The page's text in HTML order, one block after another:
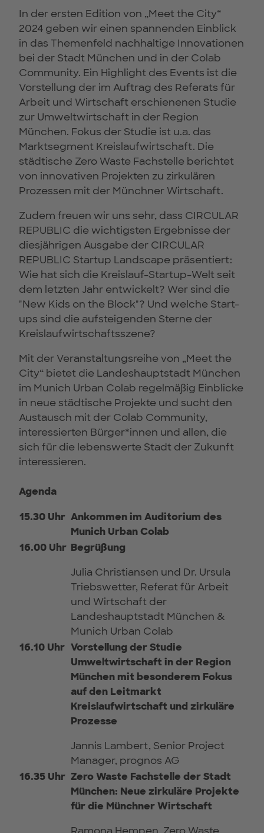
In der ersten Edition von „Meet the City“
2024 geben wir einen spannenden Einblick
in das Themenfeld nachhaltige Innovationen
bei der Stadt München und in der Colab
Community. Ein Highlight des Events ist die
Vorstellung der im Auftrag des Referats für
Arbeit und Wirtschaft erschienenen Studie
zur Umweltwirtschaft in der Region
München. Fokus der Studie ist u.a. das
Marktsegment Kreislaufwirtschaft. Die
städtische Zero Waste Fachstelle berichtet
von innovativen Projekten zu zirkulären
Prozessen mit der Münchner Wirtschaft.
Zudem freuen wir uns sehr, dass CIRCULAR
REPUBLIC die wichtigsten Ergebnisse der
diesjährigen Ausgabe der CIRCULAR
REPUBLIC Startup Landscape präsentiert:
Wie hat sich die Kreislauf-Startup-Welt seit
dem letzten Jahr entwickelt? Wer sind die
"New Kids on the Block"? Und welche Start-
ups sind die aufsteigenden Sterne der
Kreislaufwirtschaftsszene?
Mit der Veranstaltungsreihe von „Meet the
City“ bietet die Landeshauptstadt München
im Munich Urban Colab regelmäßig Einblicke
in neue städtische Projekte und sucht den
Austausch mit der Colab Community,
interessierten Bürger*innen und allen, die
sich für die lebenswerte Stadt der Zukunft
interessieren.
Agenda
15.30 Uhr Ankommen im Auditorium des
Munich Urban Colab
16.00 Uhr Begrüßung
Julia Christiansen und Dr. Ursula
Triebswetter, Referat für Arbeit
und Wirtschaft der
Landeshauptstadt München &
Munich Urban Colab
16.10 Uhr Vorstellung der Studie
Umweltwirtschaft in der Region
München mit besonderem Fokus
auf den Leitmarkt
Kreislaufwirtschaft und zirkuläre
Prozesse
Jannis Lambert, Senior Project
Manager, prognos AG
16.35 Uhr Zero Waste Fachstelle der Stadt
München: Neue zirkuläre Projekte
für die Münchner Wirtschaft